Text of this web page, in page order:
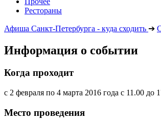
Рестораны
Афиша Санкт-Петербурга - куда сходить ➔
Информация о событии
Когда проходит
с 2 февраля по 4 марта 2016 года с 11.00 до
Место проведения